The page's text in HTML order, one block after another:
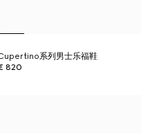
系列男士乐福鞋
820